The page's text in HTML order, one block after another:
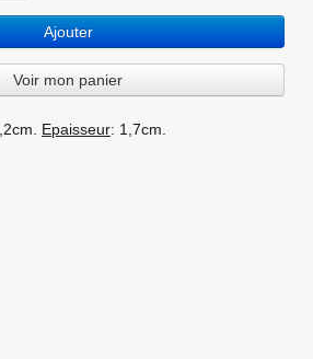
Ajouter
Voir mon panier
Epaisseur: 1,7cm.